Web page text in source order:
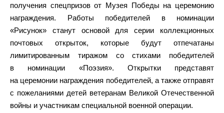
получения спецпризов от Музея Победы на церемонию
награждения. Работы победителей в номинации
«Рисунок» станут основой для серии коллекционных
почтовых открыток, которые будут отпечатаны
лимитированным тиражом со стихами победителей
в номинации «Поэзия». Открытки представят
на церемонии награждения победителей, а также отправят
с пожеланиями детей ветеранам Великой Отечественной
войны и участникам специальной военной операции.